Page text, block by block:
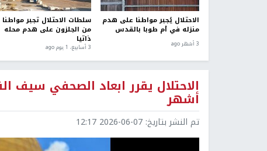
الاحتلال يُجبر مواطنا على هدم
منزله في أم طوبا بالقدس
3 أشهر ago
سلطات الاحتلال تجبر مواطنا
من الجلزون على هدم محله
ذاتيا
3 أسابيع، 1 يوم ago
أشهر
تم النشر بتاريخ: 2026-06-07 12:17